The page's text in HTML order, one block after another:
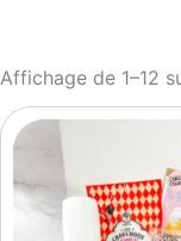
Affichage de 1–12